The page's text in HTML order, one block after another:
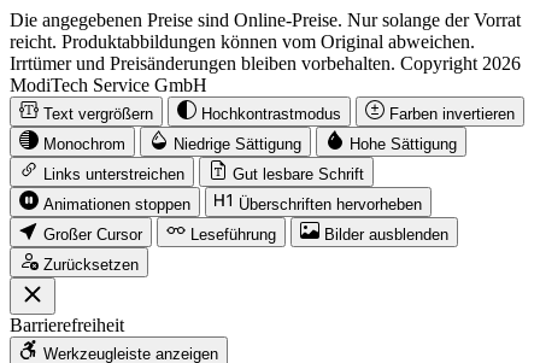
Die angegebenen Preise sind Online-Preise. Nur solange der Vorrat
reicht. Produktabbildungen können vom Original abweichen.
Irrtümer und Preisänderungen bleiben vorbehalten. Copyright 2026
ModiTech Service GmbH
Text vergrößern Hochkontrastmodus
Farben invertieren
Monochrom
Niedrige Sättigung
Hohe Sättigung
Links unterstreichen
Gut lesbare Schrift
Animationen stoppen
Überschriften hervorheben
Großer Cursor
Leseführung
Bilder ausblenden
Zurücksetzen
Barrierefreiheit
Werkzeugleiste anzeigen